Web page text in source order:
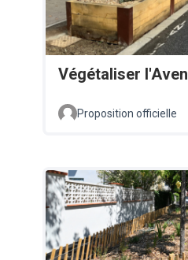
Végétaliser
Proposition officielle